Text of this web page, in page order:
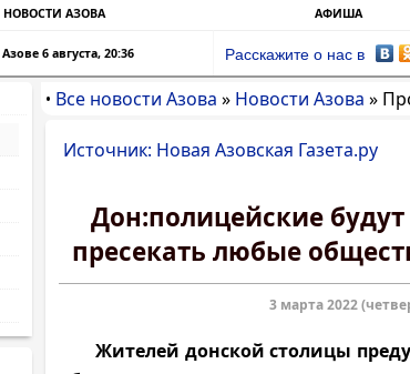
НОВОСТИ АЗОВА АФИША
Азове 6 августа, 20:36 Расскажите о нас в
• Все новости Азова » Новости Азова »
Источник: Новая Азовская Газета.ру
Дон:полицейские
пресекать любые
3 марта 2022
Жителей донской столицы